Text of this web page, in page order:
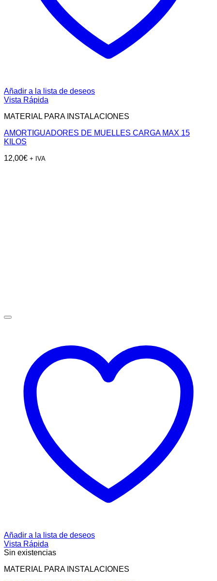
Añadir a la lista de deseos
Vista Rápida
MATERIAL PARA INSTALACIONES
AMORTIGUADORES DE MUELLES CARGA MAX 15
KILOS
12,00€ + IVA
Añadir a la lista de deseos
Vista Rápida
Sin existencias
MATERIAL PARA INSTALACIONES